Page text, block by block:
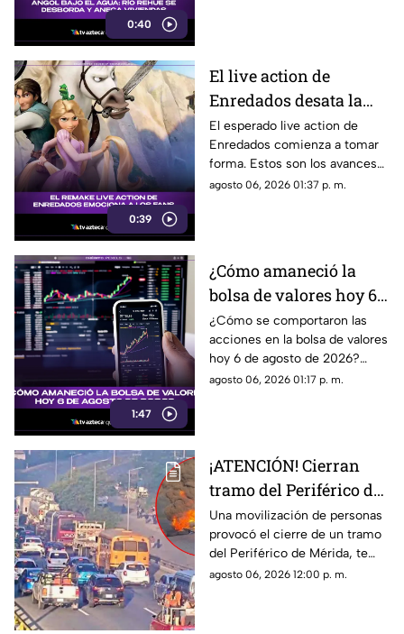
0:40
0:39
El live action de
Enredados desata la
emoción entre los
seguidores: los
primeros avances son
estos
El esperado live action de
Enredados comienza a tomar
forma. Estos son los avances
que ya generan conversación.
agosto 06, 2026 01:37 p. m.
1:47
¿Cómo amaneció la
bolsa de valores hoy 6
de agosto de 2026?
¿Cómo se comportaron las
acciones en la bolsa de valores
hoy 6 de agosto de 2026?
Encuentra todos los detalles
agosto 06, 2026 01:17 p. m.
¡ATENCIÓN! Cierran
tramo del Periférico de
Mérida; esta la razón y
las vías alternas
Una movilización de personas
provocó el cierre de un tramo
del Periférico de Mérida, te
contamos la razón y cuáles son
agosto 06, 2026 12:00 p. m.